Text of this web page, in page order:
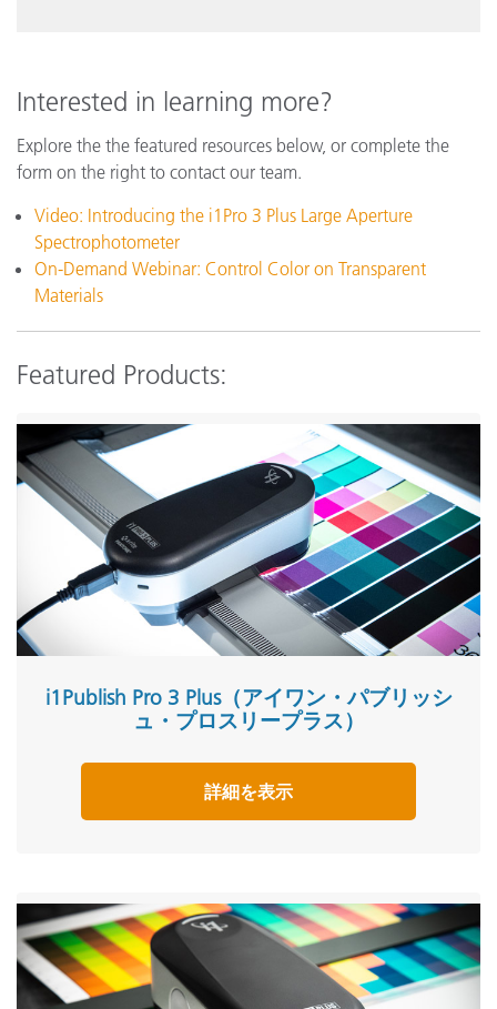
Interested in learning more?
Explore the the featured resources below, or complete the
form on the right to contact our team.
Video: Introducing the i1Pro 3 Plus Large Aperture
Spectrophotometer
On-Demand Webinar: Control Color on Transparent
Materials
Featured Products:
i1Publish Pro 3 Plus（アイワン・パブリッシ
ュ・プロスリープラス）
詳細を表示